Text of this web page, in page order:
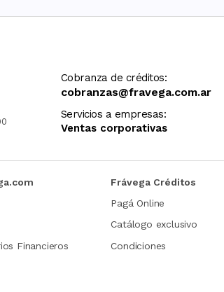
Cobranza de créditos:
cobranzas@fravega.com.ar
Servicios a empresas:
Ventas corporativas
Financieros
Frávega Créditos
Pagá Online
Catálogo exclusivo
Condiciones